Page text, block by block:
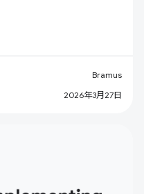
Bramus
2026年3月27日